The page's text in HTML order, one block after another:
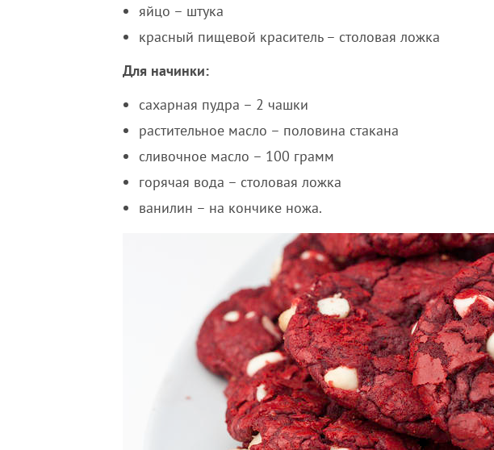
яйцо – штука
красный пищевой краситель – столовая ложка
Для начинки:
сахарная пудра – 2 чашки
растительное масло – половина стакана
сливочное масло – 100 грамм
горячая вода – столовая ложка
ванилин – на кончике ножа.